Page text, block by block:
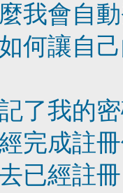
我會自動
何讓自
了我的密
完成註
已經註